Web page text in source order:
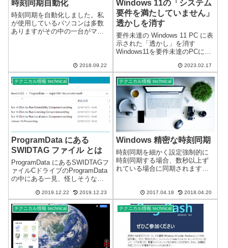
時刻同期自動化
時刻同期を自動化しました。私
が使用しているパソコンは多数
ありますがその中の一台がマザ
りませんでした。BIOS(UEFI)が
管理している日時の設定が全く
できま...
2018.09.22
Windows 11の「システム
要件を満たしていません」
透かしを消す
要件未達の Windows 11 PC に表
示された「透かし」を消す
Windows11を要件未達のPCに強
スクトップの右下に「システム
要件が満たされていません」の
透かし（ウォーターマーク）が
表示されることがありま...
2023.02.17
テクニカル情報 technical
ProgramData にある
SWIDTAG ファイル とは
ProgramData にあるSWIDTAGフ
ァイルCドライブのProgramData
の中にある一見、怪しそうなフ
「regid.1991-06.com.microsoft」
です。コメント不要なファイル
やフォルダは、結構たく...
2019.12.22 2019.12.23
テクニカル情報 technical
Windows 精密な時刻同期
時刻同期を細かく設定強制的に
時刻同期する場合、数秒以上ず
れている場合に同期されます。1
誤差1秒以内でも時刻同期する
（通常誤差1秒以内※であれば直
ちに時刻同期しないslewモー
ド）※誤差...
2017.04.18 2018.04.20
テクニカル情報 technical テクニカル情報 technical